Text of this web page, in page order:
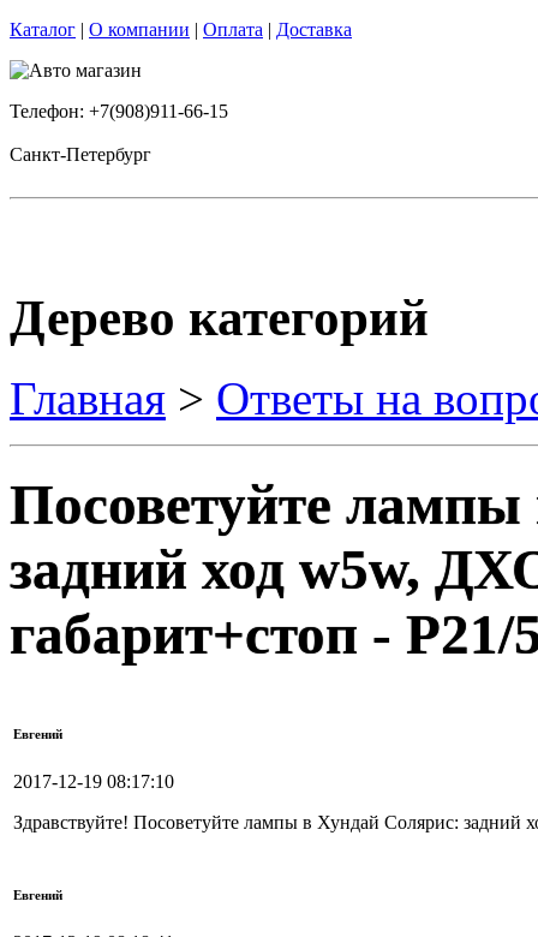
Каталог | О компании | Оплата | Доставка
Телефон: +7(908)911-66-15
Санкт-Петербург
Дерево категорий
Главная > Ответы на
Посоветуйте
задний ход w5w,
габарит+стоп - P21/
Евгений
2017-12-19 08:17:10
Здравствуйте! Посоветуйте лампы в Хундай Солярис: задний
Евгений